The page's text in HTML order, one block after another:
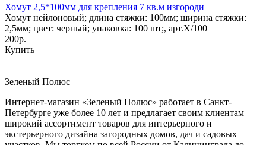
Хомут 2,5*100мм для крепления 7 кв.м изгороди
Хомут нейлоновый; длина стяжки: 100мм; ширина стяжки:
2,5мм; цвет: черный; упаковка: 100 шт;, арт.X/100
200р.
Купить
Зеленый Полюс
Интернет-магазин «Зеленый Полюс» работает в Санкт-
Петербурге уже более 10 лет и предлагает своим клиентам
широкий ассортимент товаров для интерьерного и
экстерьерного дизайна загородных домов, дач и садовых